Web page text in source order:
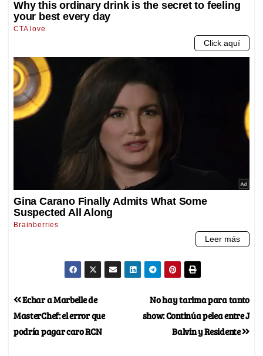
No hay tarima para tanto
show: Continúa pelea entre J
Balvin y Residente
Echar a Marbelle de
MasterChef: el error que
podría pagar caro RCN